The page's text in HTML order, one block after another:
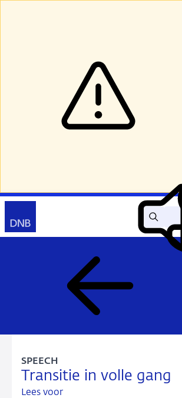
Zoek
Transitie in volle gang
SPEECH
Lees voor